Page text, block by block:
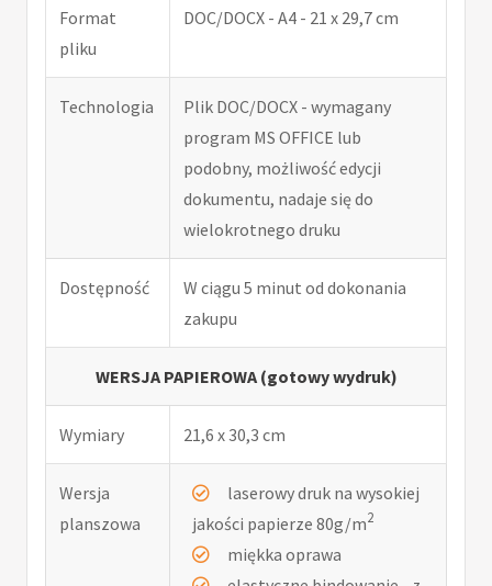
Format
pliku
DOC/DOCX - A4 - 21 x 29,7 cm
Technologia
Plik DOC/DOCX - wymagany
program MS OFFICE lub
podobny, możliwość edycji
dokumentu, nadaje się do
wielokrotnego druku
Dostępność
W ciągu 5 minut od dokonania
zakupu
WERSJA PAPIEROWA (gotowy wydruk)
Wymiary 21,6 x 30,3 cm
Wersja
planszowa
laserowy druk na wysokiej
jakości papierze 80g/m2
miękka oprawa